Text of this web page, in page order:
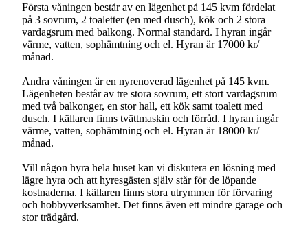
Första våningen består av en lägenhet på 145 kvm fördelat
på 3 sovrum, 2 toaletter (en med dusch), kök och 2 stora
vardagsrum med balkong. Normal standard. I hyran ingår
värme, vatten, sophämtning och el. Hyran är 17000 kr/
månad.
Andra våningen är en nyrenoverad lägenhet på 145 kvm.
Lägenheten består av tre stora sovrum, ett stort vardagsrum
med två balkonger, en stor hall, ett kök samt toalett med
dusch. I källaren finns tvättmaskin och förråd. I hyran ingår
värme, vatten, sophämtning och el. Hyran är 18000 kr/
månad.
Vill någon hyra hela huset kan vi diskutera en lösning med
lägre hyra och att hyresgästen själv står för de löpande
kostnaderna. I källaren finns stora utrymmen för förvaring
och hobbyverksamhet. Det finns även ett mindre garage och
stor trädgård.